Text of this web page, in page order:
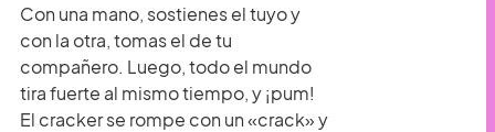
Con una mano, sostienes el tuyo y
con la otra, tomas el de tu
compañero. Luego, todo el mundo
tira fuerte al mismo tiempo, y ¡pum!
El cracker se rompe con un «crack» y